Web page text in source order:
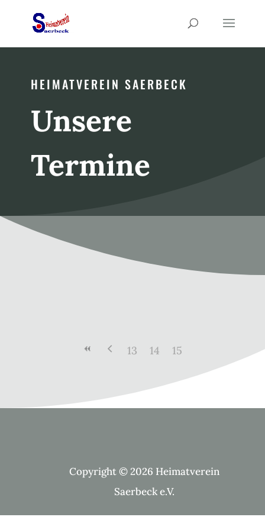
HEIMATVEREIN SAERBECK
Unsere
Termine
13 14 15
Copyright © 2026 Heimatverein
Saerbeck e.V.